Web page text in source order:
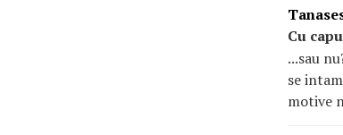
Cu
...sau
se
motive